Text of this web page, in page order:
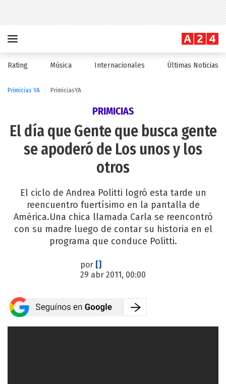
Rating Música Internacionales Últimas Noticias
Primicias YA PrimiciasYA
PRIMICIAS
El día que Gente que busca gente
se apoderó de Los unos y los
otros
El ciclo de Andrea Politti logró esta tarde un
reencuentro fuertísimo en la pantalla de
América.Una chica llamada Carla se reencontró
con su madre luego de contar su historia en el
programa que conduce Politti.
por []
29 abr 2011, 00:00